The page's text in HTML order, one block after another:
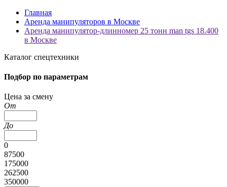
Главная
Аренда манипуляторов в Москве
Аренда манипулятор-длинномер 25 тонн man tgs 18.400
в Москве
Каталог спецтехники
Подбор по параметрам
Цена за смену
От
До
0
87500
175000
262500
350000